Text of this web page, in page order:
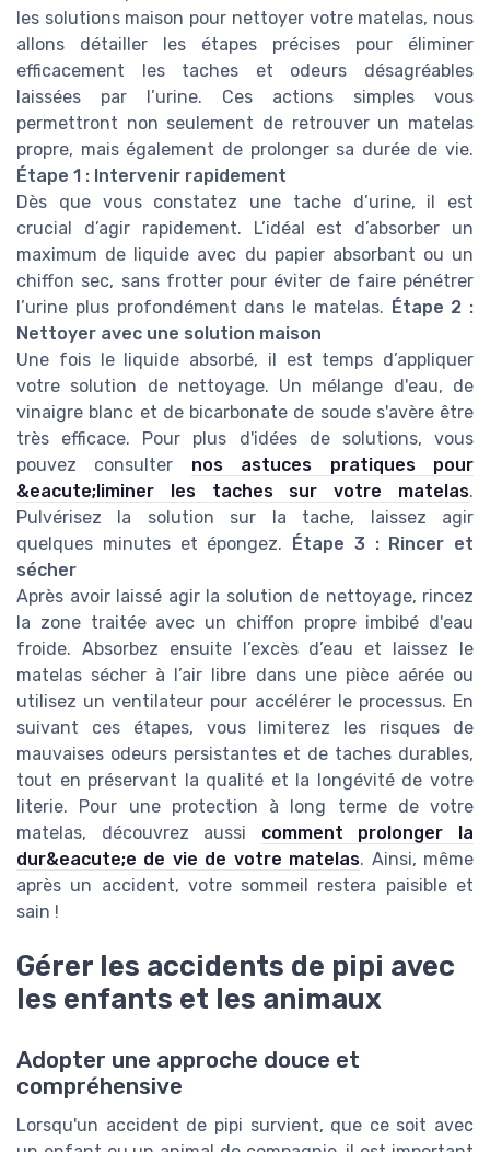
les solutions maison pour nettoyer votre matelas, nous
allons détailler les étapes précises pour éliminer
efficacement les taches et odeurs désagréables
laissées par l’urine. Ces actions simples vous
permettront non seulement de retrouver un matelas
propre, mais également de prolonger sa durée de vie.
Étape 1 : Intervenir rapidement
Dès que vous constatez une tache d’urine, il est
crucial d’agir rapidement. L’idéal est d’absorber un
maximum de liquide avec du papier absorbant ou un
chiffon sec, sans frotter pour éviter de faire pénétrer
l’urine plus profondément dans le matelas. Étape 2 :
Nettoyer avec une solution maison
Une fois le liquide absorbé, il est temps d’appliquer
votre solution de nettoyage. Un mélange d'eau, de
vinaigre blanc et de bicarbonate de soude s'avère être
très efficace. Pour plus d'idées de solutions, vous
pouvez consulter nos astuces pratiques pour
&eacute;liminer les taches sur votre matelas.
Pulvérisez la solution sur la tache, laissez agir
quelques minutes et épongez. Étape 3 : Rincer et
sécher
Après avoir laissé agir la solution de nettoyage, rincez
la zone traitée avec un chiffon propre imbibé d'eau
froide. Absorbez ensuite l’excès d’eau et laissez le
matelas sécher à l’air libre dans une pièce aérée ou
utilisez un ventilateur pour accélérer le processus. En
suivant ces étapes, vous limiterez les risques de
mauvaises odeurs persistantes et de taches durables,
tout en préservant la qualité et la longévité de votre
literie. Pour une protection à long terme de votre
matelas, découvrez aussi comment prolonger la
dur&eacute;e de vie de votre matelas. Ainsi, même
après un accident, votre sommeil restera paisible et
sain !
Gérer les accidents de pipi avec
les enfants et les animaux
Adopter une approche douce et
compréhensive
Lorsqu'un accident de pipi survient, que ce soit avec